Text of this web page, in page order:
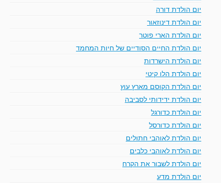
יום הולדת דורה
יום הולדת דינוזאור
יום הולדת הארי פוטר
יום הולדת החיים הסודיים של חיות המחמד
יום הולדת הישרדות
יום הולדת הלו קיטי
יום הולדת הקוסם מארץ עוץ
יום הולדת ידידותי לסביבה
יום הולדת כדורגל
יום הולדת כדורסל
יום הולדת לאוהבי חתולים
יום הולדת לאוהבי כלבים
יום הולדת לשבור את הקרח
יום הולדת מדע